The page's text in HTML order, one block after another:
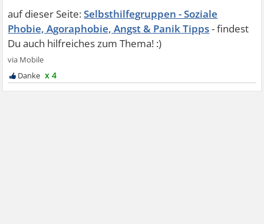
Selbsthilfegruppen - Soziale
Phobie, Agoraphobie, Angst & Panik Tipps
x 4